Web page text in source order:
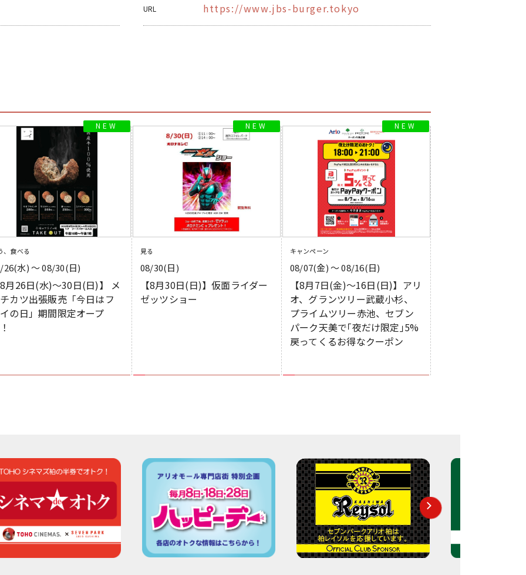
URL https://www.jbs-burger.tokyo
、食べる
26(水) 〜 08/30(日)
月26日(水)～30日(日)】 メ
カツ出張販売「今日はフ
の日」期間限定オープ
見る
08/30(日)
【8月30日(日)】仮面ライダー
ゼッツショー
キャンペーン
08/07(金) 〜 08/16(日)
【8月7日(金)～16日(日)】アリ
オ、グランツリー武蔵小杉、
プライムツリー赤池、セブン
パーク天美で｢夜だけ限定｣5%
戻ってくるお得なクーポン